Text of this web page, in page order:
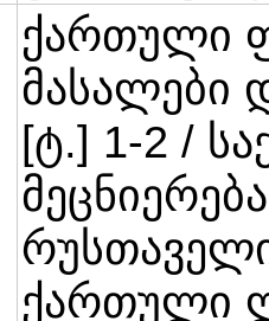
ქართული
მასალები
[ტ.] 1-2 /
ქართული